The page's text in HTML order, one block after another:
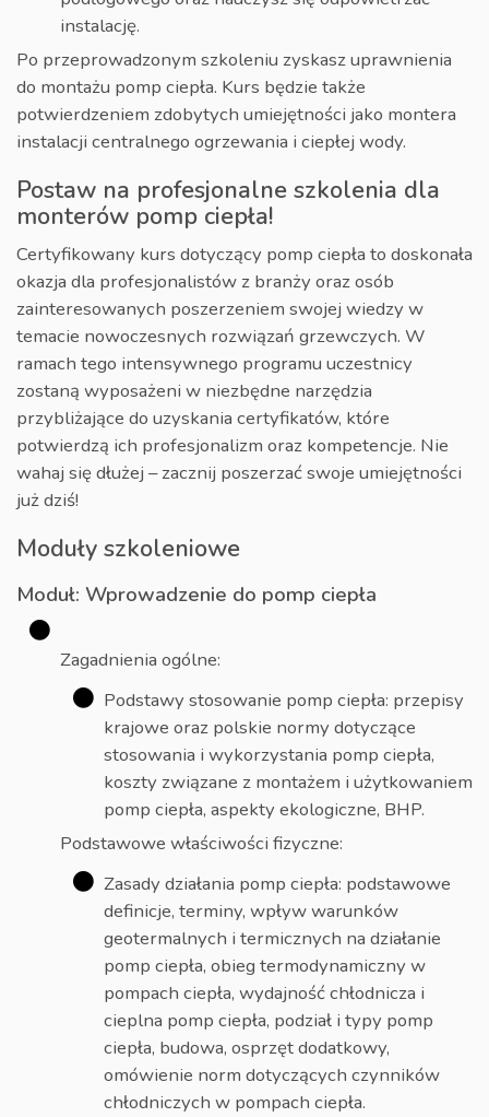
instalację.
Po przeprowadzonym szkoleniu zyskasz uprawnienia
do montażu pomp ciepła. Kurs będzie także
potwierdzeniem zdobytych umiejętności jako montera
instalacji centralnego ogrzewania i ciepłej wody.
Postaw na profesjonalne szkolenia dla
monterów pomp ciepła!
Certyfikowany kurs dotyczący pomp ciepła to doskonała
okazja dla profesjonalistów z branży oraz osób
zainteresowanych poszerzeniem swojej wiedzy w
temacie nowoczesnych rozwiązań grzewczych. W
ramach tego intensywnego programu uczestnicy
zostaną wyposażeni w niezbędne narzędzia
przybliżające do uzyskania certyfikatów, które
potwierdzą ich profesjonalizm oraz kompetencje. Nie
wahaj się dłużej – zacznij poszerzać swoje umiejętności
już dziś!
Moduły szkoleniowe
Moduł: Wprowadzenie do pomp ciepła
Zagadnienia ogólne:
Podstawy stosowanie pomp ciepła: przepisy
krajowe oraz polskie normy dotyczące
stosowania i wykorzystania pomp ciepła,
koszty związane z montażem i użytkowaniem
pomp ciepła, aspekty ekologiczne, BHP.
Podstawowe właściwości fizyczne:
Zasady działania pomp ciepła: podstawowe
definicje, terminy, wpływ warunków
geotermalnych i termicznych na działanie
pomp ciepła, obieg termodynamiczny w
pompach ciepła, wydajność chłodnicza i
cieplna pomp ciepła, podział i typy pomp
ciepła, budowa, osprzęt dodatkowy,
omówienie norm dotyczących czynników
chłodniczych w pompach ciepła.